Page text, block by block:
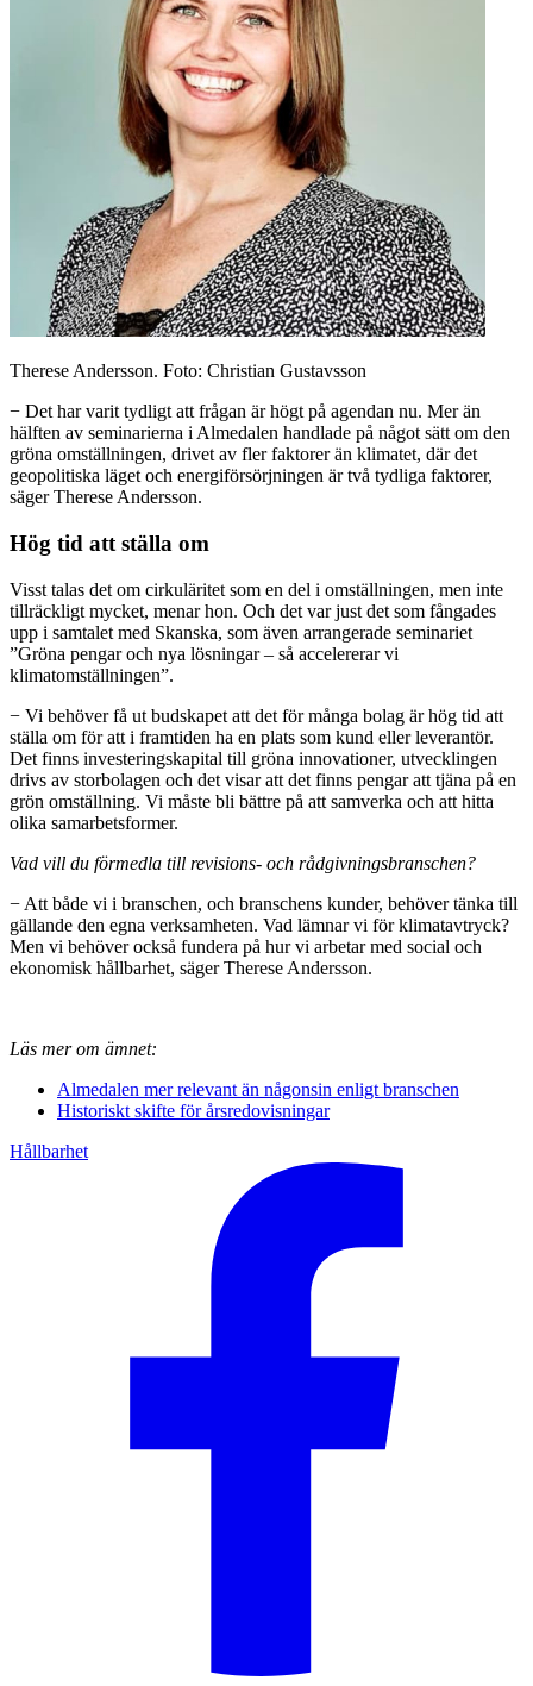
Therese Andersson. Foto: Christian Gustavsson
− Det har varit tydligt att frågan är högt på agendan nu. Mer än
hälften av seminarierna i Almedalen handlade på något sätt om den
gröna omställningen, drivet av fler faktorer än klimatet, där det
geopolitiska läget och energiförsörjningen är två tydliga faktorer,
säger Therese Andersson.
Hög tid att ställa om
Visst talas det om cirkuläritet som en del i omställningen, men inte
tillräckligt mycket, menar hon. Och det var just det som fångades
upp i samtalet med Skanska, som även arrangerade seminariet
”Gröna pengar och nya lösningar – så accelererar vi
klimatomställningen”.
− Vi behöver få ut budskapet att det för många bolag är hög tid att
ställa om för att i framtiden ha en plats som kund eller leverantör.
Det finns investeringskapital till gröna innovationer, utvecklingen
drivs av storbolagen och det visar att det finns pengar att tjäna på en
grön omställning. Vi måste bli bättre på att samverka och att hitta
olika samarbetsformer.
Vad vill du förmedla till revisions- och rådgivningsbranschen?
− Att både vi i branschen, och branschens kunder, behöver tänka till
gällande den egna verksamheten. Vad lämnar vi för klimatavtryck?
Men vi behöver också fundera på hur vi arbetar med social och
ekonomisk hållbarhet, säger Therese Andersson.
Läs mer om ämnet:
Almedalen mer relevant än någonsin enligt branschen
Historiskt skifte för årsredovisningar
Hållbarhet